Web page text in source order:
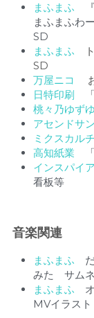
まふまふ
まふまふわ
SD
まふまふ
SD
万屋ニコ
日特印刷
「
桃々乃ゆずゆ
アセンドサン
ミクスカル
高知紙業 「
インスパイア
看板等
音楽関連
まふまふ
みた　サム
まふまふ オ
MVイラス